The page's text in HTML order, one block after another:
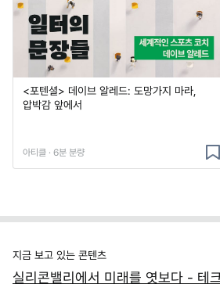
<포텐셜> 데이브 알레드: 도망가지 마라,
압박감 앞에서
아티클 · 6분 분량
지금 보고 있는 콘텐츠
실리콘밸리에서 미래를 엿보다 - 테